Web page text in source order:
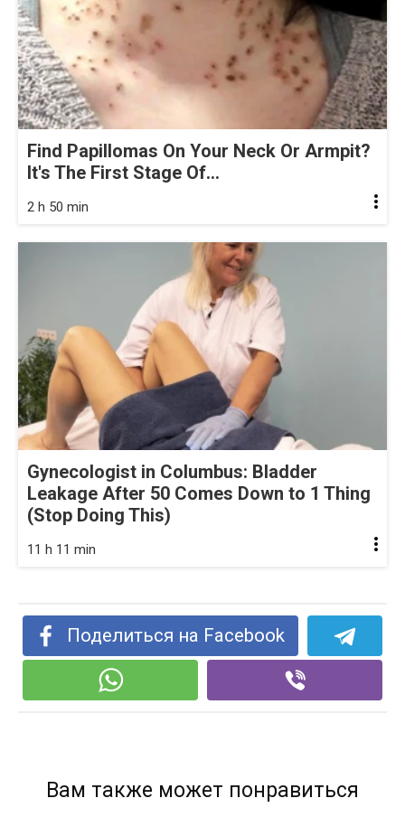
Find Papillomas On Your Neck Or Armpit?
It's The First Stage Of...
2 h 50 min
Gynecologist in Columbus: Bladder
Leakage After 50 Comes Down to 1 Thing
(Stop Doing This)
11 h 11 min
Поделиться на Facebook
Вам также может понравиться